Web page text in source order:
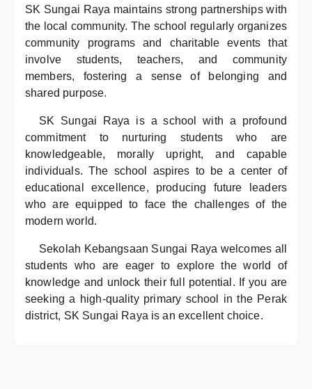
SK Sungai Raya maintains strong partnerships with
the local community. The school regularly organizes
community programs and charitable events that
involve students, teachers, and community
members, fostering a sense of belonging and
shared purpose.
SK Sungai Raya is a school with a profound
commitment to nurturing students who are
knowledgeable, morally upright, and capable
individuals. The school aspires to be a center of
educational excellence, producing future leaders
who are equipped to face the challenges of the
modern world.
Sekolah Kebangsaan Sungai Raya welcomes all
students who are eager to explore the world of
knowledge and unlock their full potential. If you are
seeking a high-quality primary school in the Perak
district, SK Sungai Raya is an excellent choice.